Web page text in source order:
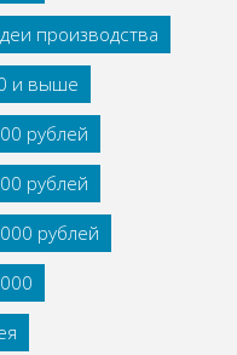
производства
и выше
рублей
рублей
рублей